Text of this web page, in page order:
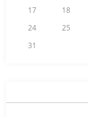
17
18
24
25
31